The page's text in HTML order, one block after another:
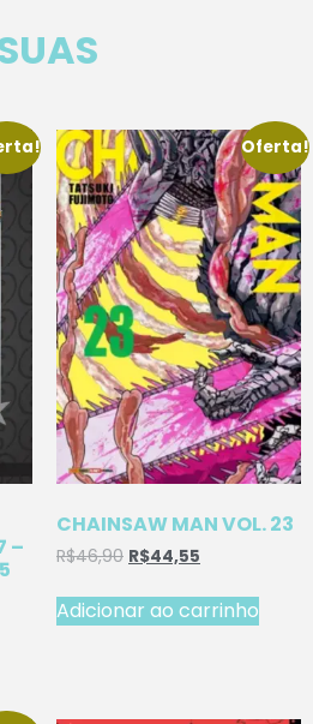
–
Oferta!
CHAINSAW MAN VOL. 23
R$46,90 R$44,55
Adicionar ao carrinho